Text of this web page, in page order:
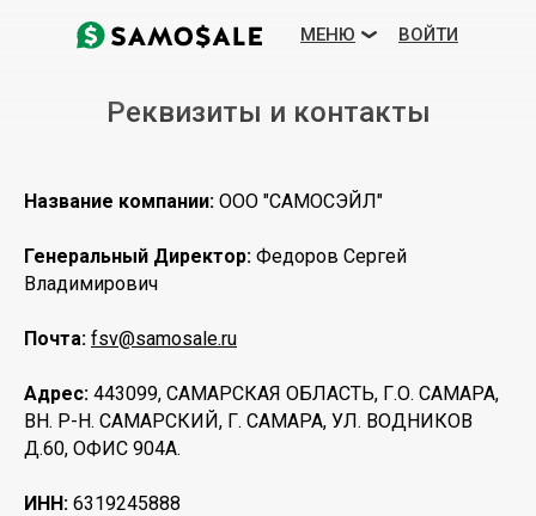
ТАРИФЫ
Посмотреть демо
ВОЙТИ
МЕНЮ
ЕЩЕ
Реквизиты и контакты
Название компании: ООО "САМОСЭЙЛ"
Генеральный Директор: Федоров Сергей
Владимирович
Почта: fsv@samosale.ru
Адрес: 443099, САМАРСКАЯ ОБЛАСТЬ, Г.О. САМАРА,
ВН. Р-Н. САМАРСКИЙ, Г. САМАРА, УЛ. ВОДНИКОВ
Д.60, ОФИС 904А.
ИНН: 6319245888